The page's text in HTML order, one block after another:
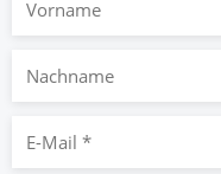
Nachname
Mail